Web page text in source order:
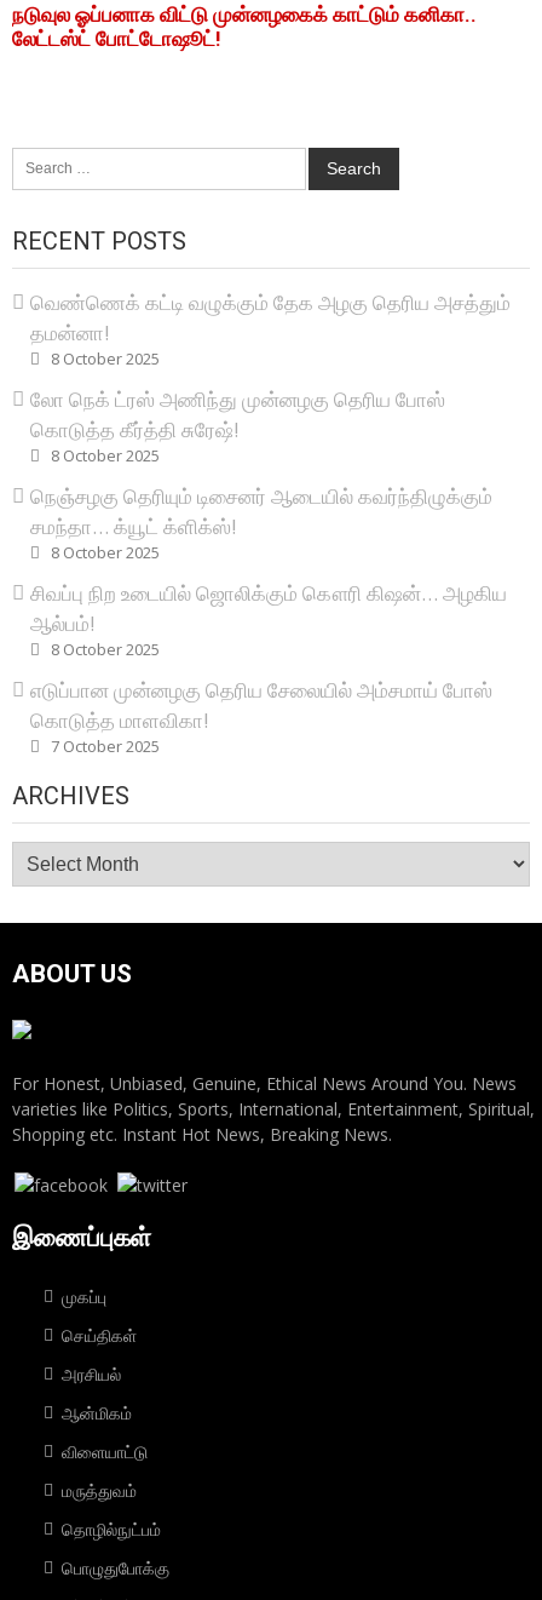
நடுவுல ஓப்பனாக விட்டு முன்னழகைக் காட்டும் கனிகா..
லேட்டஸ்ட் போட்டோஷூட்!
Search
for:
RECENT POSTS
வெண்ணெக் கட்டி வழுக்கும் தேக அழகு தெரிய அசத்தும்
தமன்னா!
8 October 2025
லோ நெக் ட்ரஸ் அணிந்து முன்னழகு தெரிய போஸ்
கொடுத்த கீர்த்தி சுரேஷ்!
8 October 2025
நெஞ்சழகு தெரியும் டிசைனர் ஆடையில் கவர்ந்திழுக்கும்
சமந்தா… க்யூட் க்ளிக்ஸ்!
8 October 2025
சிவப்பு நிற உடையில் ஜொலிக்கும் கௌரி கிஷன்… அழகிய
ஆல்பம்!
8 October 2025
எடுப்பான முன்னழகு தெரிய சேலையில் அம்சமாய் போஸ்
கொடுத்த மாளவிகா!
7 October 2025
ARCHIVES
Archives
ABOUT US
For Honest, Unbiased, Genuine, Ethical News Around You. News
varieties like Politics, Sports, International, Entertainment, Spiritual,
Shopping etc. Instant Hot News, Breaking News.
இணைப்புகள்
முகப்பு
செய்திகள்
அரசியல்
ஆன்மிகம்
விளையாட்டு
மரு‌த்துவ‌ம்
தொ‌ழி‌ல்நு‌ட்ப‌ம்
பொழுதுபோக்கு